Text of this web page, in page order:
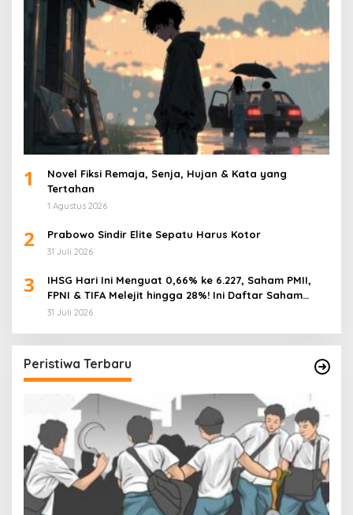
1
Novel Fiksi Remaja, Senja, Hujan & Kata yang
Tertahan
1 Agustus 2026
2 Prabowo Sindir Elite Sepatu Harus Kotor
31 Juli 2026
3
IHSG Hari Ini Menguat 0,66% ke 6.227, Saham PMII,
FPNI & TIFA Melejit hingga 28%! Ini Daftar Saham
Paling Cuan & Volume Tertinggi 31 Juli 2026
31 Juli 2026
Peristiwa Terbaru